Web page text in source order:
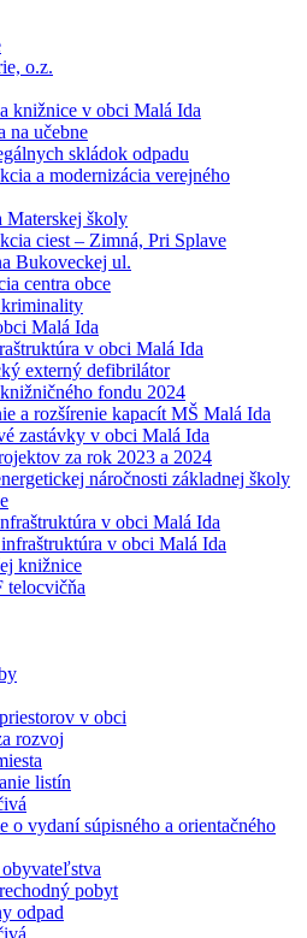
o.z.
knižnice v obci Malá Ida
na učebne
skládok odpadu
a modernizácia verejného
Materskej školy
ciest – Zimná, Pri Splave
Bukoveckej ul.
centra obce
kriminality
Malá Ida
v obci Malá Ida
externý defibrilátor
fondu 2024
a rozšírenie kapacít MŠ Malá Ida
zastávky v obci Malá Ida
za rok 2023 a 2024
náročnosti základnej školy
v obci Malá Ida
v obci Malá Ida
knižnice
telocvičňa
v obci
rozvoj
listín
o vydaní súpisného a orientačného
pobyt
odpad